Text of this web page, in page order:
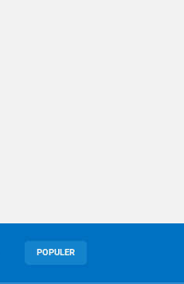
POPULER